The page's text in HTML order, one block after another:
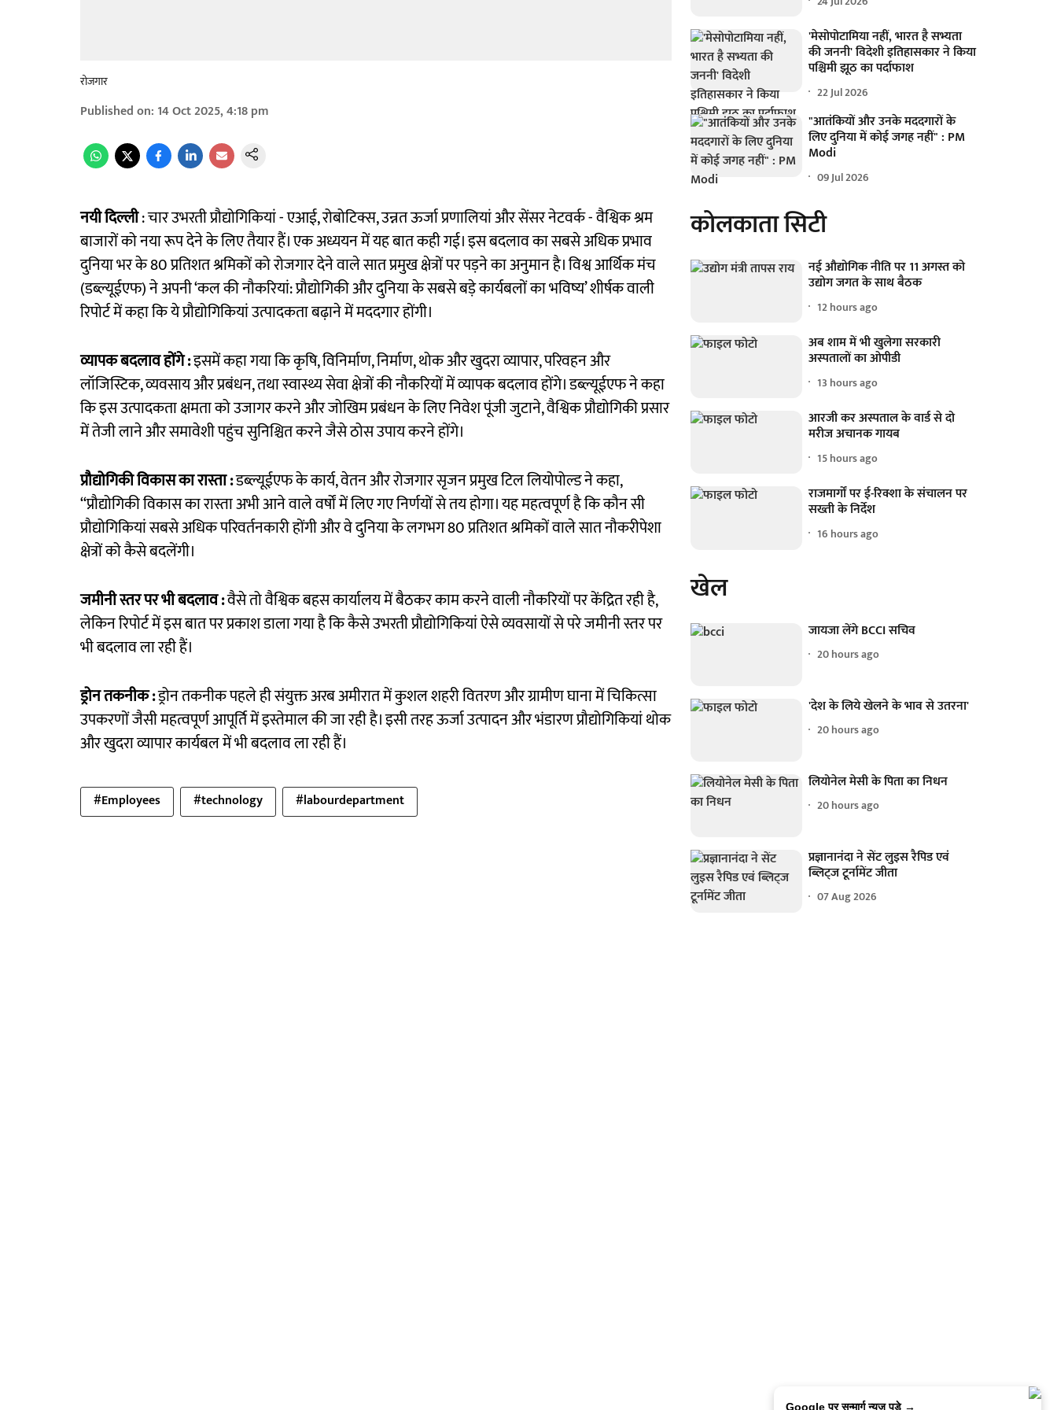
रोजगार
Published on: 14 Oct 2025, 4:18 pm
नयी दिल्ली: चार उभरती प्रौद्योगिकियां - एआई, रोबोटिक्स, उन्नत ऊर्जा प्रणालियां और सेंसर नेटवर्क - वैश्विक श्रम
बाजारों को नया रूप देने के लिए तैयार हैं। एक अध्ययन में यह बात कही गई। इस बदलाव का सबसे अधिक प्रभाव
दुनिया भर के 80 प्रतिशत श्रमिकों को रोजगार देने वाले सात प्रमुख क्षेत्रों पर पड़ने का अनुमान है। विश्व आर्थिक मंच
(डब्ल्यूईएफ) ने अपनी ‘कल की नौकरियां: प्रौद्योगिकी और दुनिया के सबसे बड़े कार्यबलों का भविष्य’ शीर्षक वाली
रिपोर्ट में कहा कि ये प्रौद्योगिकियां उत्पादकता बढ़ाने में मददगार होंगी।
व्यापक बदलाव होंगे :इसमें कहा गया कि कृषि, विनिर्माण, निर्माण, थोक और खुदरा व्यापार, परिवहन और
लॉजिस्टिक, व्यवसाय और प्रबंधन, तथा स्वास्थ्य सेवा क्षेत्रों की नौकरियों में व्यापक बदलाव होंगे। डब्ल्यूईएफ ने कहा
कि इस उत्पादकता क्षमता को उजागर करने और जोखिम प्रबंधन के लिए निवेश पूंजी जुटाने, वैश्विक प्रौद्योगिकी प्रसार
में तेजी लाने और समावेशी पहुंच सुनिश्चित करने जैसे ठोस उपाय करने होंगे।
प्रौद्योगिकी विकास का रास्ता :डब्ल्यूईएफ के कार्य, वेतन और रोजगार सृजन प्रमुख टिल लियोपोल्ड ने कहा,
‘‘प्रौद्योगिकी विकास का रास्ता अभी आने वाले वर्षों में लिए गए निर्णयों से तय होगा। यह महत्वपूर्ण है कि कौन सी
प्रौद्योगिकियां सबसे अधिक परिवर्तनकारी होंगी और वे दुनिया के लगभग 80 प्रतिशत श्रमिकों वाले सात नौकरीपेशा
क्षेत्रों को कैसे बदलेंगी।
जमीनी स्तर पर भी बदलाव :वैसे तो वैश्विक बहस कार्यालय में बैठकर काम करने वाली नौकरियों पर केंद्रित रही है,
लेकिन रिपोर्ट में इस बात पर प्रकाश डाला गया है कि कैसे उभरती प्रौद्योगिकियां ऐसे व्यवसायों से परे जमीनी स्तर पर
भी बदलाव ला रही हैं।
ड्रोन तकनीक :ड्रोन तकनीक पहले ही संयुक्त अरब अमीरात में कुशल शहरी वितरण और ग्रामीण घाना में चिकित्सा
उपकरणों जैसी महत्वपूर्ण आपूर्ति में इस्तेमाल की जा रही है। इसी तरह ऊर्जा उत्पादन और भंडारण प्रौद्योगिकियां थोक
और खुदरा व्यापार कार्यबल में भी बदलाव ला रही हैं।
#Employees #technology #labourdepartment
'मेसोपोटामिया नहीं, भारत है सभ्यता
की जननी' विदेशी इतिहासकार ने किया
पश्चिमी झूठ का पर्दाफाश
22 Jul 2026
"आतंकियों और उनके मददगारों के
लिए दुनिया में कोई जगह नहीं" : PM
Modi
09 Jul 2026
कोलकाता सिटी
नई औद्योगिक नीति पर 11 अगस्त को
उद्योग जगत के साथ बैठक
12 hours ago
अब शाम में भी खुलेगा सरकारी
अस्पतालों का ओपीडी
13 hours ago
आरजी कर अस्पताल के वार्ड से दो
मरीज अचानक गायब
15 hours ago
राजमार्गों पर ई-रिक्शा के संचालन पर
सख्ती के निर्देश
16 hours ago
खेल
जायजा लेंगे BCCI सचिव
20 hours ago
'देश के लिये खेलने के भाव से उतरना'
20 hours ago
लियोनेल मेसी के पिता का निधन
20 hours ago
प्रज्ञानानंदा ने सेंट लुइस रैपिड एवं
ब्लिट्ज टूर्नामेंट जीता
07 Aug 2026
Google पर सन्मार्ग न्यूज़ पडे →